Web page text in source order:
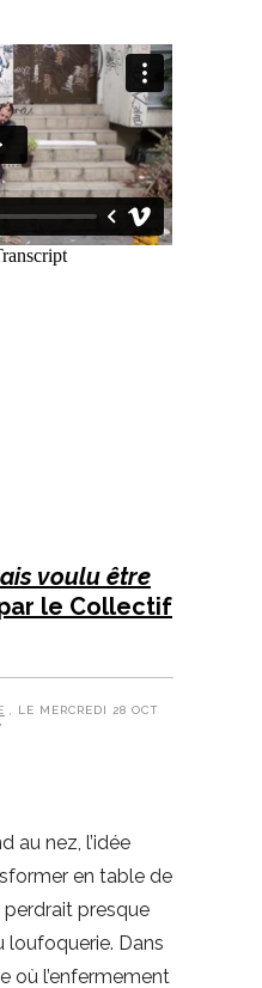
voulu être
le Collectif
, LE MERCREDI 28 OCT
au nez, l’idée
en table de
presque
loufoquerie. Dans
où l’enfermement